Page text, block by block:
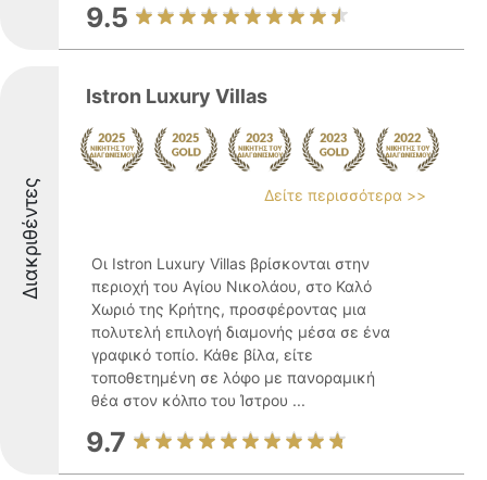
9.5
Διακριθέντες
Istron Luxury Villas
Δείτε περισσότερα >>
Οι Istron Luxury Villas βρίσκονται στην
περιοχή του Αγίου Νικολάου, στο Καλό
Χωριό της Κρήτης, προσφέροντας μια
πολυτελή επιλογή διαμονής μέσα σε ένα
γραφικό τοπίο. Κάθε βίλα, είτε
τοποθετημένη σε λόφο με πανοραμική
θέα στον κόλπο του Ίστρου ...
9.7